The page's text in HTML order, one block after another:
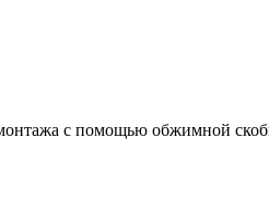
с помощью обжимной